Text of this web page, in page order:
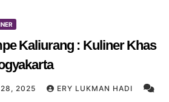
Kaliurang : Kuliner Khas
28, 2025 ERY LUKMAN HADI